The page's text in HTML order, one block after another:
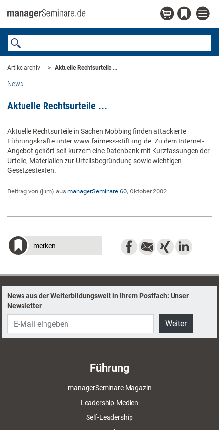
Artikelarchiv Aktuelle Rechtsurteile ...
News
Aktuelle Rechtsurteile ...
Aktuelle Rechtsurteile in Sachen Mobbing finden attackierte
Führungskräfte unter www.fairness-stiftung.de. Zu dem Internet-
Angebot gehört seit kurzem eine Datenbank mit Kurzfassungen der
Urteile, Materialien zur Urteilsbegründung sowie wichtigen
Gesetzestexten.
Beitrag von (jum) aus managerSeminare 60, Oktober 2002
merken
News aus der Weiterbildungswelt in Ihrem Postfach: Unser
Newsletter
Weiter
Führung
managerSeminare Magazin
Leadership-Medien
Self-Leadership